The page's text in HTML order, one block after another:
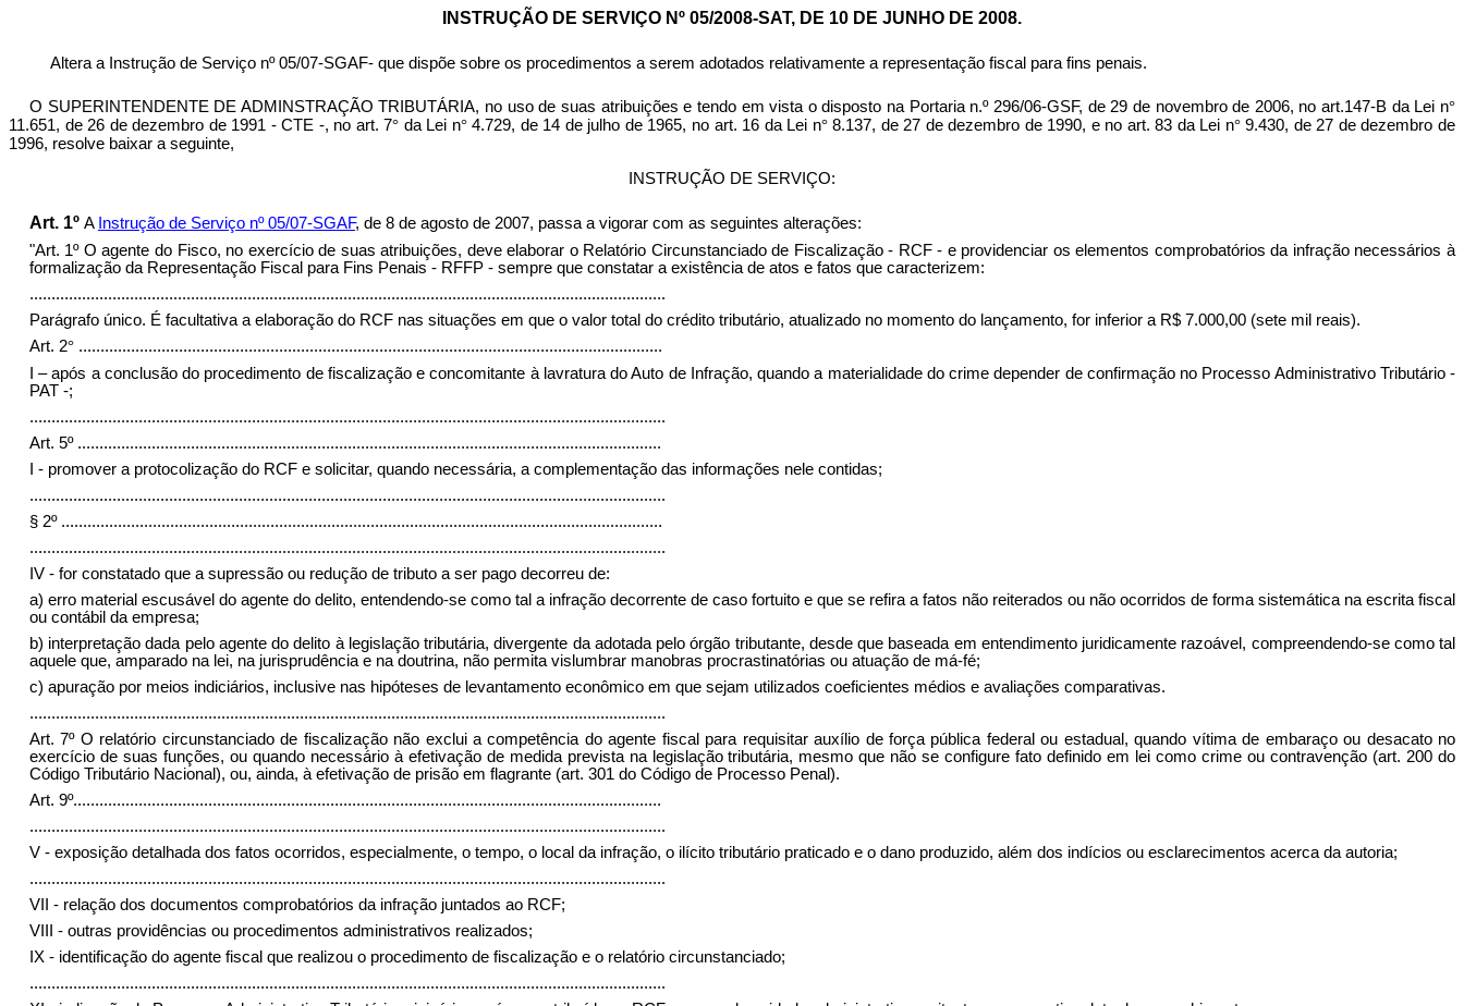
INSTRUÇÃO DE SERVIÇO Nº 05/2008-SAT, DE 10 DE JUNHO DE 2008.
Altera a Instrução de Serviço nº 05/07-SGAF- que dispõe sobre os procedimentos a serem adotados relativamente a representação fiscal para fins penais.
O SUPERINTENDENTE DE ADMINSTRAÇÃO TRIBUTÁRIA, no uso de suas atribuições e tendo em vista o disposto na Portaria n.º 296/06-GSF, de 29 de novembro de 2006, no art.147-B da Lei n°
11.651, de 26 de dezembro de 1991 - CTE -, no art. 7° da Lei n°4.729, de 14 de julho de 1965, no art. 16 da Lei n°8.137, de 27 de dezembro de 1990, e no art. 83 da Lei n°9.430, de 27 de dezembro de
1996, resolve baixar a seguinte,
INSTRUÇÃO DE SERVIÇO:
Art. 1º A Instrução de Serviço nº 05/07-SGAF, de 8 de agosto de 2007, passa a vigorar com as seguintes alterações:
"Art. 1º O agente do Fisco, no exercício de suas atribuições, deve elaborar o Relatório Circunstanciado de Fiscalização - RCF - e providenciar os elementos comprobatórios da infração necessários à
formalização da Representação Fiscal para Fins Penais - RFFP - sempre que constatar a existência de atos e fatos que caracterizem:
..................................................................................................................................................
Parágrafo único. É facultativa a elaboração do RCF nas situações em que o valor total do crédito tributário, atualizado no momento do lançamento, for inferior a R$ 7.000,00 (sete mil reais).
Art. 2° ......................................................................................................................................
I – após a conclusão do procedimento de fiscalização e concomitante à lavratura do Auto de Infração, quando a materialidade do crime depender de confirmação no Processo Administrativo Tributário -
PAT -;
..................................................................................................................................................
Art. 5º ......................................................................................................................................
I - promover a protocolização do RCF e solicitar, quando necessária, a complementação das informações nele contidas;
..................................................................................................................................................
§ 2º ..........................................................................................................................................
..................................................................................................................................................
IV - for constatado que a supressão ou redução de tributo a ser pago decorreu de:
a) erro material escusável do agente do delito, entendendo-se como tal a infração decorrente de caso fortuito e que se refira a fatos não reiterados ou não ocorridos de forma sistemática na escrita fiscal
ou contábil da empresa;
b) interpretação dada pelo agente do delito à legislação tributária, divergente da adotada pelo órgão tributante, desde que baseada em entendimento juridicamente razoável, compreendendo-se como tal
aquele que, amparado na lei, na jurisprudência e na doutrina, não permita vislumbrar manobras procrastinatórias ou atuação de má-fé;
c) apuração por meios indiciários, inclusive nas hipóteses de levantamento econômico em que sejam utilizados coeficientes médios e avaliações comparativas.
..................................................................................................................................................
Art. 7º O relatório circunstanciado de fiscalização não exclui a competência do agente fiscal para requisitar auxílio de força pública federal ou estadual, quando vítima de embaraço ou desacato no
exercício de suas funções, ou quando necessário à efetivação de medida prevista na legislação tributária, mesmo que não se configure fato definido em lei como crime ou contravenção (art. 200 do
Código Tributário Nacional), ou, ainda, à efetivação de prisão em flagrante (art. 301 do Código de Processo Penal).
Art. 9º.......................................................................................................................................
..................................................................................................................................................
V - exposição detalhada dos fatos ocorridos, especialmente, o tempo, o local da infração, o ilícito tributário praticado e o dano produzido, além dos indícios ou esclarecimentos acerca da autoria;
..................................................................................................................................................
VII - relação dos documentos comprobatórios da infração juntados ao RCF;
VIII - outras providências ou procedimentos administrativos realizados;
IX - identificação do agente fiscal que realizou o procedimento de fiscalização e o relatório circunstanciado;
..................................................................................................................................................